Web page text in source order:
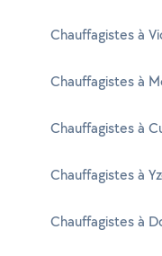
Chauffagistes à
Chauffagistes à
Chauffagistes à
Chauffagistes à
Chauffagistes à